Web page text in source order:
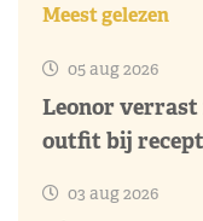
Meest gelezen
05 aug 2026
Leonor verrast
outfit bij
03 aug 2026